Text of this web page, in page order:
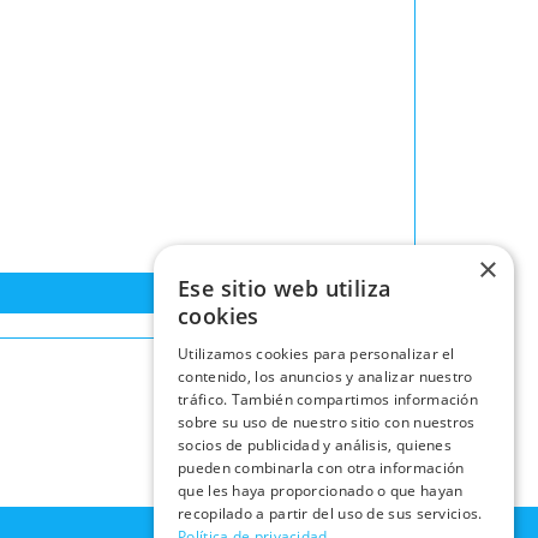
×
Ese sitio web utiliza
cookies
Utilizamos cookies para personalizar el
contenido, los anuncios y analizar nuestro
tráfico. También compartimos información
sobre su uso de nuestro sitio con nuestros
socios de publicidad y análisis, quienes
pueden combinarla con otra información
que les haya proporcionado o que hayan
recopilado a partir del uso de sus servicios.